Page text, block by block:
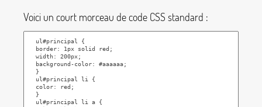
Voici un court morceau de code CSS standard :